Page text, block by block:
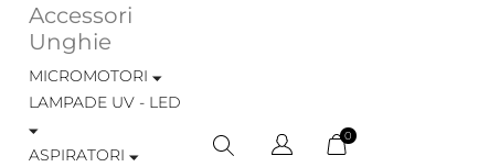
Accessori
Unghie
MICROMOTORI
LAMPADE UV - LED
ASPIRATORI
0